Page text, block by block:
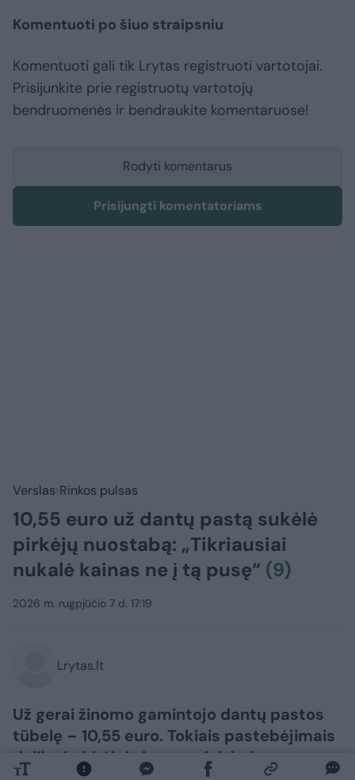
Komentuoti po šiuo straipsniu
Komentuoti gali tik Lrytas registruoti vartotojai.
Prisijunkite prie registruotų vartotojų
bendruomenės ir bendraukite komentaruose!
Rodyti komentarus
Prisijungti komentatoriams
Verslas Rinkos pulsas
10,55 euro už dantų pastą sukėlė
pirkėjų nuostabą: „Tikriausiai
nukalė kainas ne į tą pusę“ (9)
2026 m. rugpjūčio 7 d. 17:19
Lrytas.lt
Už gerai žinomo gamintojo dantų pastos
tūbelę – 10,55 euro. Tokiais pastebėjimais
dalijosi pirkėjai viename feisbuko